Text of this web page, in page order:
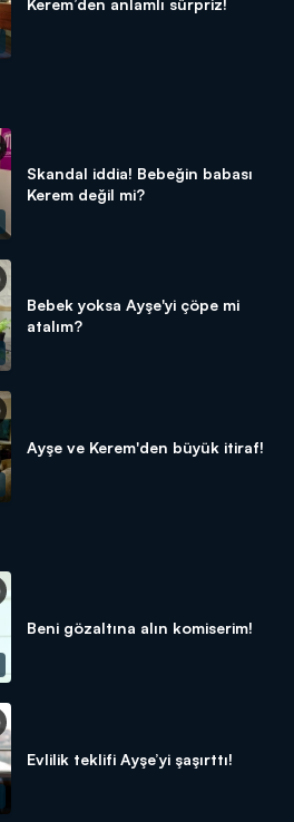
Skandal iddia! Bebeğin babası
Kerem değil mi?
Bebek yoksa Ayşe'yi çöpe mi
atalım?
Ayşe ve Kerem'den büyük itiraf!
Beni gözaltına alın komiserim!
Evlilik teklifi Ayşe’yi şaşırttı!